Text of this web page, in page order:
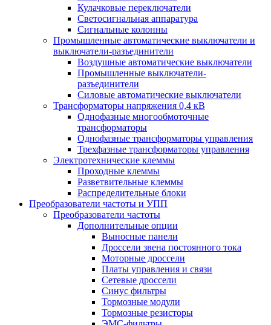
Кулачковые переключатели
Светосигнальная аппаратура
Сигнальные колонны
Промышленные автоматические выключатели и
выключатели-разъединители
Воздушные автоматические выключатели
Промышленные выключатели-
разъединители
Силовые автоматические выключатели
Трансформаторы напряжения 0,4 кВ
Однофазные многообмоточные
трансформаторы
Однофазные трансформаторы управления
Трехфазные трансформаторы управления
Электротехнические клеммы
Проходные клеммы
Разветвительные клеммы
Распределительные блоки
Преобразователи частоты и УПП
Преобразователи частоты
Дополнительные опции
Выносные панели
Дроссели звена постоянного тока
Моторные дроссели
Платы управления и связи
Сетевые дроссели
Синус фильтры
Тормозные модули
Тормозные резисторы